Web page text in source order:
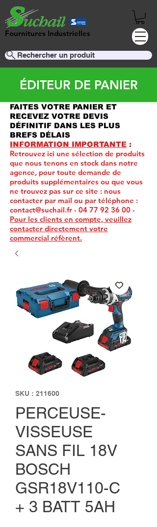
Fournitures Industrielles
Rechercher un produit
ÉDITEUR DE PANIER
FAITES VOTRE PANIER ET
RECEVEZ VOTRE DEVIS
DÉFINITIF DANS LES PLUS
BREFS DÉLAIS
INFORMATION IMPORTANTE :
Retrouvez ici une sélection de produits
que nous tenons en stock dans notre
agence, pour toute demande de
produits supplémentaires ou que vous
ne trouvez pas sur ce site : nous
contacter par mail ou par téléphone :
contact@suchail.fr - 04 77 92 36 00 -
Pour les clients en compte, veuillez
contacter directement votre
commercial réfèrent.
SKU : 211600
PERCEUSE-
VISSEUSE
SANS FIL 18V
BOSCH
GSR18V110-C
+ 3 BATT 5AH